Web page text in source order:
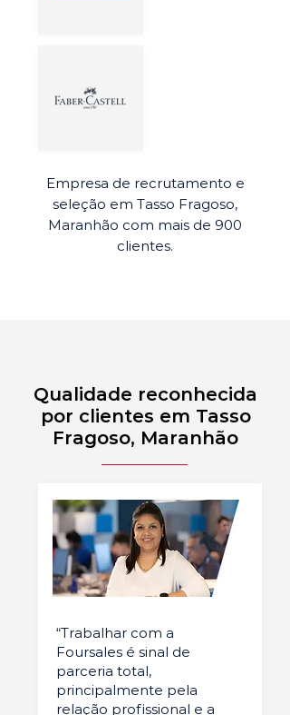
Empresa de recrutamento e
seleção em Tasso Fragoso,
Maranhão com mais de 900
clientes.
Qualidade reconhecida
por clientes em Tasso
Fragoso, Maranhão
“Trabalhar com a
Foursales é sinal de
parceria total,
principalmente pela
relação profissional e a